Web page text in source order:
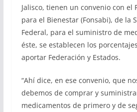
Jalisco, tienen un convenio con el
para el Bienestar (Fonsabi), de la
Federal, para el suministro de
éste, se establecen los
aportar Federación y Estados.
“Ahí dice, en ese convenio, que
debemos de comprar y
medicamentos de primero y de